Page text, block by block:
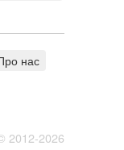
нас
2012-2026